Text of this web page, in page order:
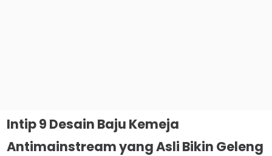
Intip 9 Desain Baju Kemeja
Antimainstream yang Asli Bikin Geleng